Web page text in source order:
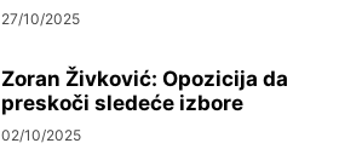
27/10/2025
Zoran Živković: Opozicija da
preskoči sledeće izbore
02/10/2025